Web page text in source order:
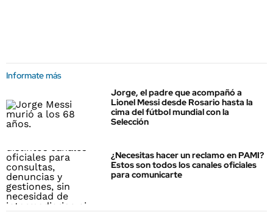
Informate más
Jorge, el padre que acompañó a
Lionel Messi desde Rosario hasta la
cima del fútbol mundial con la
Selección
¿Necesitas hacer un reclamo en PAMI?
Estos son todos los canales oficiales
para comunicarte